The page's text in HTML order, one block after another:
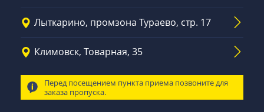
Лыткарино, промзона Тураево, стр. 17
Климовск, Товарная, 35
Перед посещением пункта приема позвоните для
заказа пропуска.